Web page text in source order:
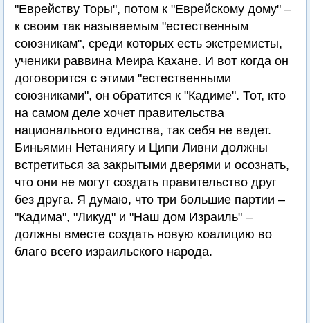
"Еврейству Торы", потом к "Еврейскому дому" –
к своим так называемым "естественным
союзникам", среди которых есть экстремисты,
ученики раввина Меира Кахане. И вот когда он
договорится с этими "естественными
союзниками", он обратится к "Кадиме". Тот, кто
на самом деле хочет правительства
национального единства, так себя не ведет.
Биньямин Нетаниягу и Ципи Ливни должны
встретиться за закрытыми дверями и осознать,
что они не могут создать правительство друг
без друга. Я думаю, что три большие партии –
"Кадима", "Ликуд" и "Наш дом Израиль" –
должны вместе создать новую коалицию во
благо всего израильского народа.